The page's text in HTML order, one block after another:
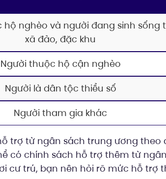
hộ nghèo và người đang sinh sống
xã đảo, đặc khu
Người thuộc hộ cận nghèo
Người là dân tộc thiểu số
Người tham gia khác
trợ từ ngân sách trung ương theo
có chính sách hỗ trợ thêm từ
cư trú, bạn nên hỏi rõ mức hỗ trợ